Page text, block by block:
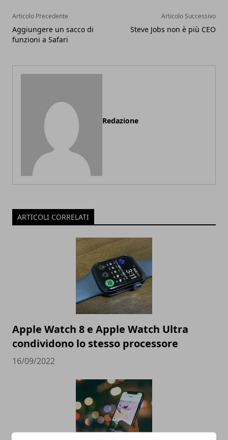
Articolo Precedente
Aggiungere un sacco di
funzioni a Safari
Articolo Successivo
Steve Jobs non è più CEO
Redazione
ARTICOLI CORRELATI
Apple Watch 8 e Apple Watch Ultra
condividono lo stesso processore
16/09/2022